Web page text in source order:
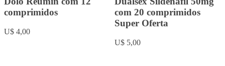
cápsulas.
U$ 9,00
comprimidos